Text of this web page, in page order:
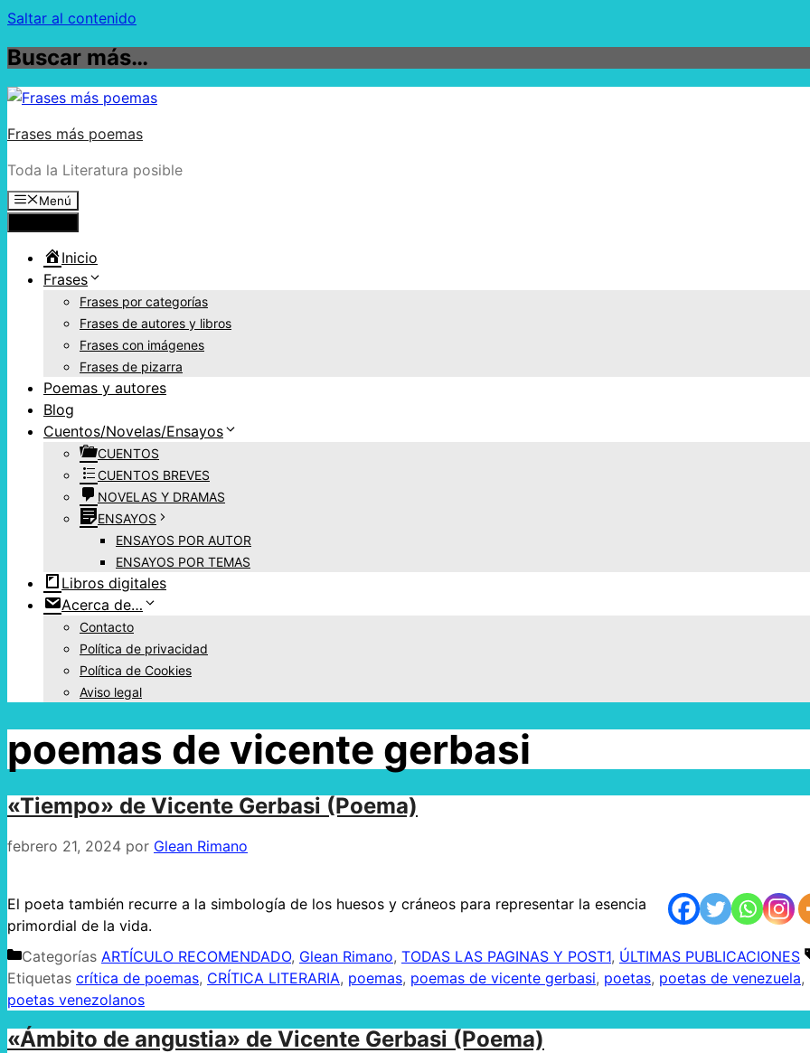
Saltar al contenido
Buscar más…
Frases más poemas
Toda la Literatura posible
Menú
Inicio
Frases
Frases por categorías
Frases de autores y libros
Frases con imágenes
Frases de pizarra
Poemas y autores
Blog
Cuentos/Novelas/Ensayos
CUENTOS
CUENTOS BREVES
NOVELAS Y DRAMAS
ENSAYOS
ENSAYOS POR AUTOR
ENSAYOS POR TEMAS
Libros digitales
Acerca de…
Contacto
Política de privacidad
Política de Cookies
Aviso legal
poemas de vicente gerbasi
«Tiempo» de Vicente Gerbasi (Poema)
febrero 21, 2024 por Glean Rimano
El poeta también recurre a la simbología de los huesos y cráneos para representar la esencia
primordial de la vida.
Categorías ARTÍCULO RECOMENDADO, Glean Rimano, TODAS LAS PAGINAS Y POST1, ÚLTIMAS PUBLICACIONES
Etiquetas crítica de poemas, CRÍTICA LITERARIA, poemas, poemas de vicente gerbasi, poetas, poetas de venezuela,
poetas venezolanos
«Ámbito de angustia» de Vicente Gerbasi (Poema)